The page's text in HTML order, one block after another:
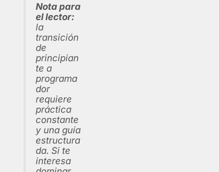
Nota para
el lector:
la
transición
de
principian
te a
programa
dor
requiere
práctica
constante
y una guía
estructura
da. Si te
interesa